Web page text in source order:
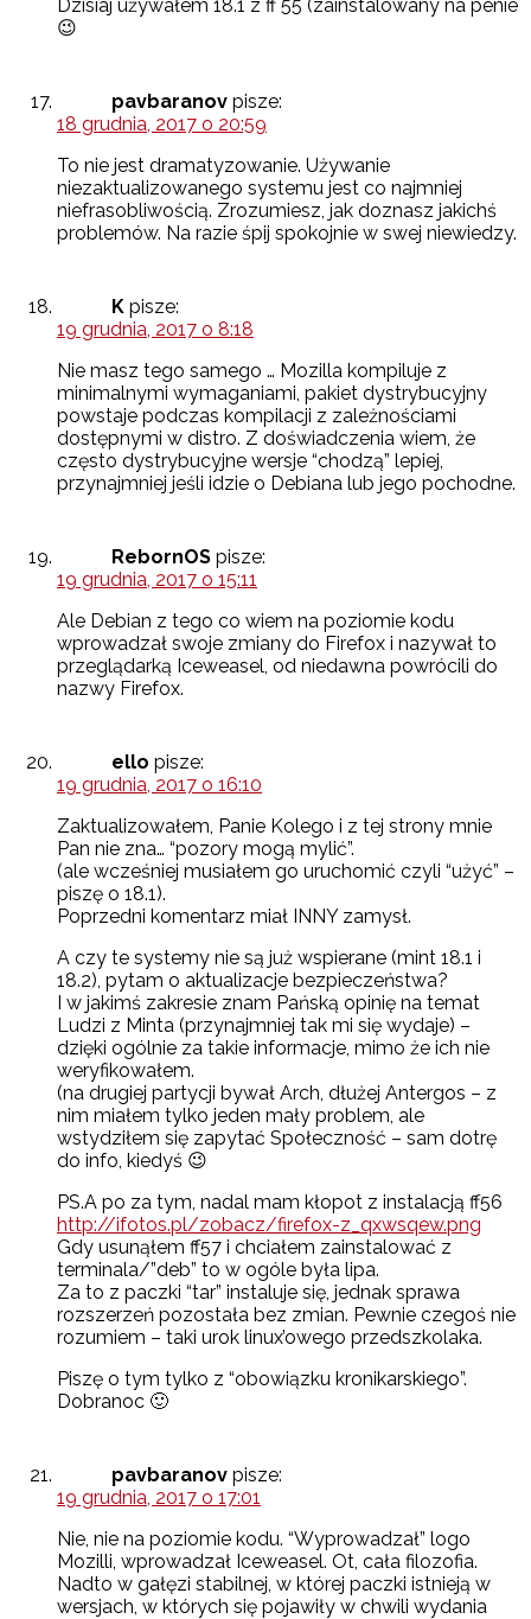
Dzisiaj używałem 18.1 z ff 55 (zainstalowany na penie
😉
pavbaranov pisze:
18 grudnia, 2017 o 20:59
To nie jest dramatyzowanie. Używanie
niezaktualizowanego systemu jest co najmniej
niefrasobliwością. Zrozumiesz, jak doznasz jakichś
problemów. Na razie śpij spokojnie w swej niewiedzy.
K pisze:
19 grudnia, 2017 o 8:18
Nie masz tego samego … Mozilla kompiluje z
minimalnymi wymaganiami, pakiet dystrybucyjny
powstaje podczas kompilacji z zależnościami
dostępnymi w distro. Z doświadczenia wiem, że
często dystrybucyjne wersje “chodzą” lepiej,
przynajmniej jeśli idzie o Debiana lub jego pochodne.
RebornOS pisze:
19 grudnia, 2017 o 15:11
Ale Debian z tego co wiem na poziomie kodu
wprowadzał swoje zmiany do Firefox i nazywał to
przeglądarką Iceweasel, od niedawna powrócili do
nazwy Firefox.
ello pisze:
19 grudnia, 2017 o 16:10
Zaktualizowałem, Panie Kolego i z tej strony mnie
Pan nie zna… “pozory mogą mylić”.
(ale wcześniej musiałem go uruchomić czyli “użyć” –
piszę o 18.1).
Poprzedni komentarz miał INNY zamysł.
A czy te systemy nie są już wspierane (mint 18.1 i
18.2), pytam o aktualizacje bezpieczeństwa?
I w jakimś zakresie znam Pańską opinię na temat
Ludzi z Minta (przynajmniej tak mi się wydaje) –
dzięki ogólnie za takie informacje, mimo że ich nie
weryfikowałem.
(na drugiej partycji bywał Arch, dłużej Antergos – z
nim miałem tylko jeden mały problem, ale
wstydziłem się zapytać Społeczność – sam dotrę
do info, kiedyś 😉
PS.A po za tym, nadal mam kłopot z instalacją ff56
http://ifotos.pl/zobacz/firefox-z_qxwsqew.png
Gdy usunąłem ff57 i chciałem zainstalować z
terminala/”deb” to w ogóle była lipa.
Za to z paczki “tar” instaluje się, jednak sprawa
rozszerzeń pozostała bez zmian. Pewnie czegoś nie
rozumiem – taki urok linux’owego przedszkolaka.
Piszę o tym tylko z “obowiązku kronikarskiego”.
Dobranoc 🙂
pavbaranov pisze:
19 grudnia, 2017 o 17:01
Nie, nie na poziomie kodu. “Wyprowadzał” logo
Mozilli, wprowadzał Iceweasel. Ot, cała filozofia.
Nadto w gałęzi stabilnej, w której paczki istnieją w
wersjach, w których się pojawiły w chwili wydania